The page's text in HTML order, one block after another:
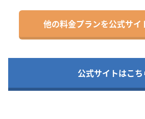
他の料金プランを公式サイ
公式サイトはこち